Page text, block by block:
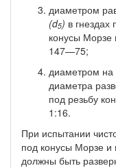
диаметром
(d5) в
конусы
147—75;
диаметром
диаметра
под резьбу
1:16.
При испытании
под конусы Морзе и
должны быть